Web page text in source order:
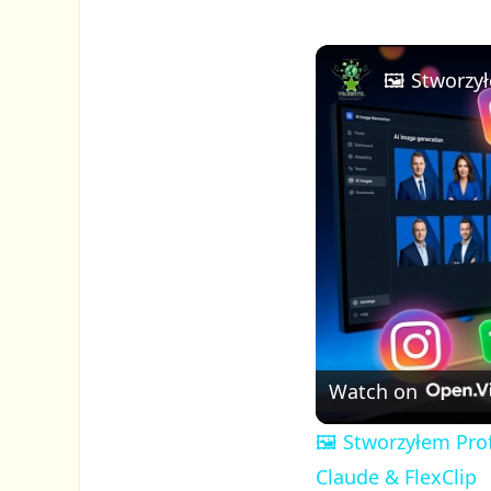
Watch on
🖼️ Stworzyłem
Claude & FlexClip